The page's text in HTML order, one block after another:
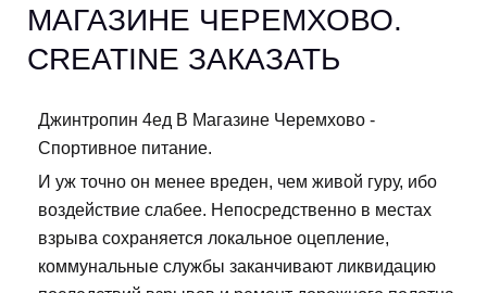
МАГАЗИНЕ ЧЕРЕМХОВО.
CREATINE ЗАКАЗАТЬ
Джинтропин 4ед В Магазине Черемхово -
Спортивное питание.
И уж точно он менее вреден, чем живой гуру, ибо
воздействие слабее. Непосредственно в местах
взрыва сохраняется локальное оцепление,
коммунальные службы заканчивают ликвидацию